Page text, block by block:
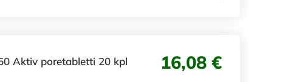
Aktiv poretabletti 20 kpl 16,08 €